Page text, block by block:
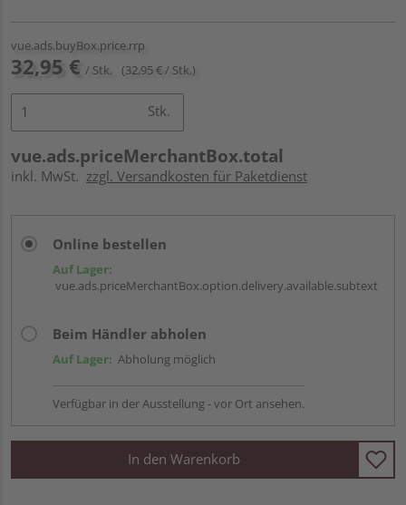
vue.ads.buyBox.price.rrp
32,95 € / Stk. (32,95 € / Stk.)
Stk.
vue.ads.priceMerchantBox.total
inkl. MwSt. zzgl. Versandkosten für Paketdienst
Online bestellen
Auf Lager:
vue.ads.priceMerchantBox.option.delivery.available.subtext
Beim Händler abholen
Auf Lager: Abholung möglich
Verfügbar in der Ausstellung - vor Ort ansehen.
In den Warenkorb